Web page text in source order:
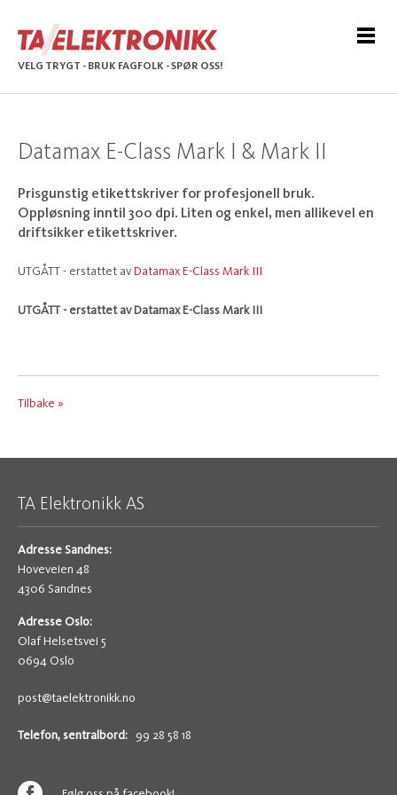
VELG TRYGT - BRUK FAGFOLK - SPØR OSS!
Datamax E-Class Mark I & Mark II
Prisgunstig etikettskriver for profesjonell bruk.
Oppløsning inntil 300 dpi. Liten og enkel, men allikevel en
driftsikker etikettskriver.
UTGÅTT - erstattet avDatamax E-Class Mark III
UTGÅTT - erstattet av Datamax E-Class Mark III
Tilbake »
TA Elektronikk AS
Adresse Sandnes:
Hoveveien 48
4306 Sandnes
Adresse Oslo:
Olaf Helsetsvei 5
0694 Oslo
post@taelektronikk.no
Telefon, sentralbord: 99 28 58 18